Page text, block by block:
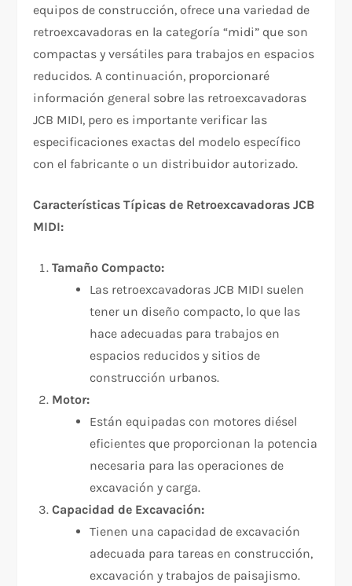
equipos de construcción, ofrece una variedad de
retroexcavadoras en la categoría “midi” que son
compactas y versátiles para trabajos en espacios
reducidos. A continuación, proporcionaré
información general sobre las retroexcavadoras
JCB MIDI, pero es importante verificar las
especificaciones exactas del modelo específico
con el fabricante o un distribuidor autorizado.
Características Típicas de Retroexcavadoras JCB
MIDI:
Tamaño Compacto:
Las retroexcavadoras JCB MIDI suelen
tener un diseño compacto, lo que las
hace adecuadas para trabajos en
espacios reducidos y sitios de
construcción urbanos.
Motor:
Están equipadas con motores diésel
eficientes que proporcionan la potencia
necesaria para las operaciones de
excavación y carga.
Capacidad de Excavación:
Tienen una capacidad de excavación
adecuada para tareas en construcción,
excavación y trabajos de paisajismo.